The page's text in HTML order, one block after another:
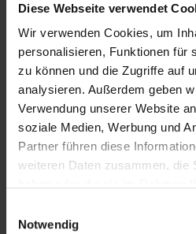
Diese Webseite verwendet
Wir verwenden Cookies, um
personalisieren, Funktionen für
zu können und die Zugriffe auf
analysieren. Außerdem geben
Verwendung unserer Website
soziale Medien, Werbung und
Partner führen diese
weiteren Daten zusammen, die
Notwendig
Modul 2